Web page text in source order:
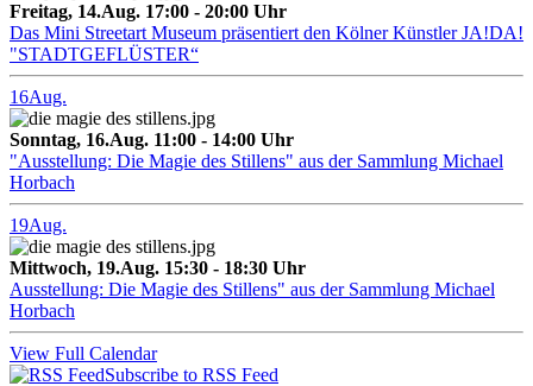
Freitag, 14.Aug. 17:00 - 20:00 Uhr
Das Mini Streetart Museum präsentiert den Kölner Künstler JA!DA!
"STADTGEFLÜSTER“
16Aug.
Sonntag, 16.Aug. 11:00 - 14:00 Uhr
"Ausstellung: Die Magie des Stillens" aus der Sammlung Michael
Horbach
19Aug.
Mittwoch, 19.Aug. 15:30 - 18:30 Uhr
Ausstellung: Die Magie des Stillens" aus der Sammlung Michael
Horbach
View Full Calendar
Subscribe to RSS Feed